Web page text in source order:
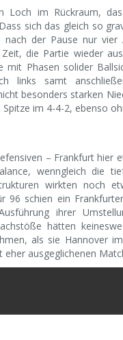
Loch im Rückraum,
sich das gleich so
der Pause nur vier
die Partie wieder
Phasen solider
links samt
besonders starken
im 4-4-2, ebenso
– Frankfurt hier
wenngleich die
wirkten noch
96 schien ein
ihrer
hätten
als sie Hannover
ausgeglichenen